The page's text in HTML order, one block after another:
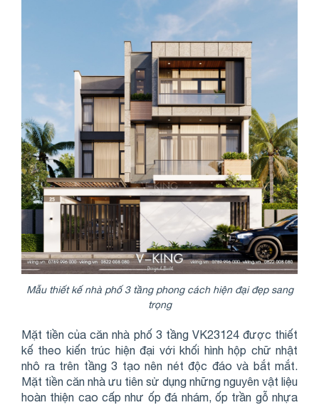
Mẫu thiết kế nhà phố 3 tầng phong cách hiện đại đẹp sang
trọng
Mặt tiền của căn nhà phố 3 tầng VK23124 được thiết
kế theo kiến trúc hiện đại với khối hình hộp chữ nhật
nhô ra trên tầng 3 tạo nên nét độc đáo và bắt mắt.
Mặt tiền căn nhà ưu tiên sử dụng những nguyên vật liệu
hoàn thiện cao cấp như ốp đá nhám, ốp trần gỗ nhựa